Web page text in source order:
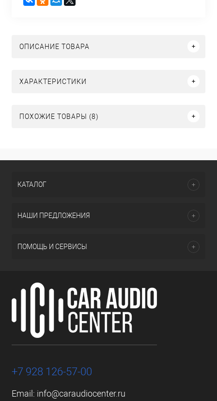
ОПИСАНИЕ ТОВАРА
ХАРАКТЕРИСТИКИ
ПОХОЖИЕ ТОВАРЫ (8)
КАТАЛОГ
НАШИ ПРЕДЛОЖЕНИЯ
ПОМОЩЬ И СЕРВИСЫ
+7 928 126-57-00
Email: info@caraudiocenter.ru